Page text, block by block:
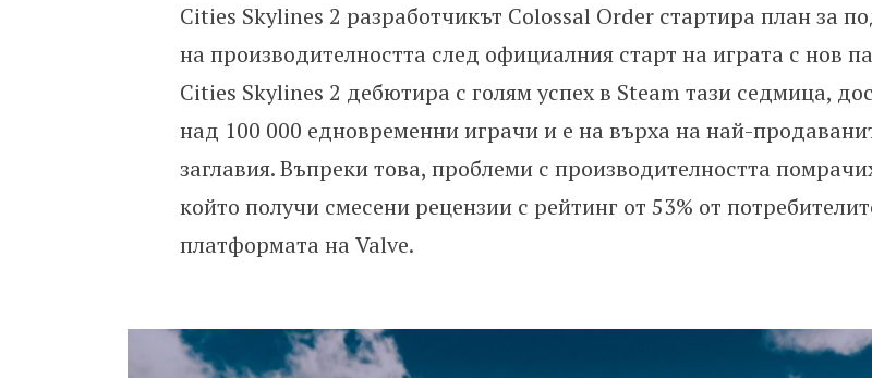
След успешния старт Cities Skylines 2
Cities Skylines 2 разработчикът Colossal Order стартира план за
на производителността след официалния старт на играта с нов
Cities Skylines 2 дебютира с голям успех в Steam тази седмица,
над 100 000 едновременни играчи и е на върха на най-
заглавия. Въпреки това, проблеми с производителността
който получи смесени рецензии с рейтинг от 53% от
платформата на Valve.